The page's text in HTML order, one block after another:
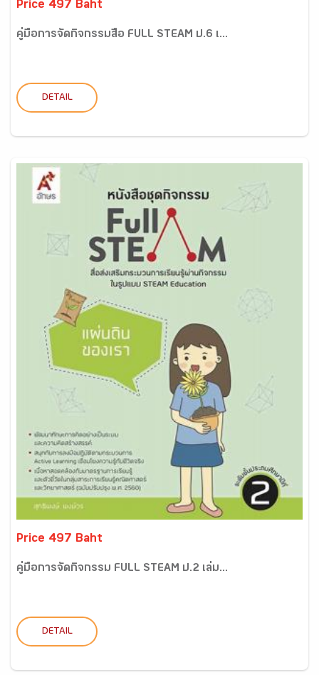
Price 497 Baht
คู่มือการจัดกิจกรรมสื่อ FULL STEAM ป.6 เ...
DETAIL
Price 497 Baht
คู่มือการจัดกิจกรรม FULL STEAM ป.2 เล่ม...
DETAIL